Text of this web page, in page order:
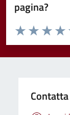
pagina?
Valuta da 1 a 5
Valuta
Valuta 2
Valuta 1 stelle